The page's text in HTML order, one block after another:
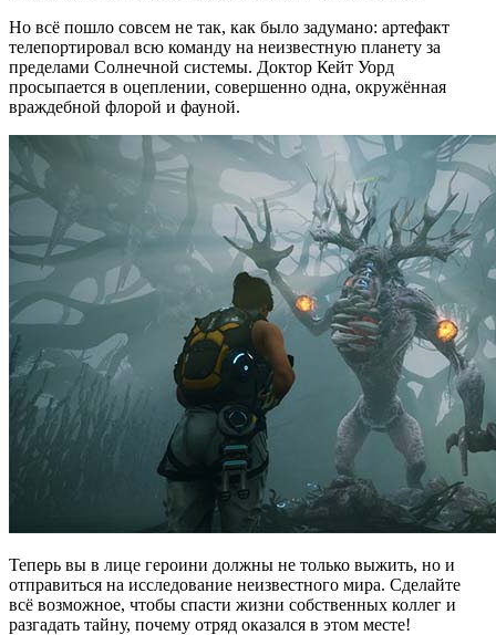
Но всё пошло совсем не так, как было задумано: артефакт
телепортировал всю команду на неизвестную планету за
пределами Солнечной системы. Доктор Кейт Уорд
просыпается в оцеплении, совершенно одна, окружённая
враждебной флорой и фауной.
Теперь вы в лице героини должны не только выжить, но и
отправиться на исследование неизвестного мира. Сделайте
всё возможное, чтобы спасти жизни собственных коллег и
разгадать тайну, почему отряд оказался в этом месте!